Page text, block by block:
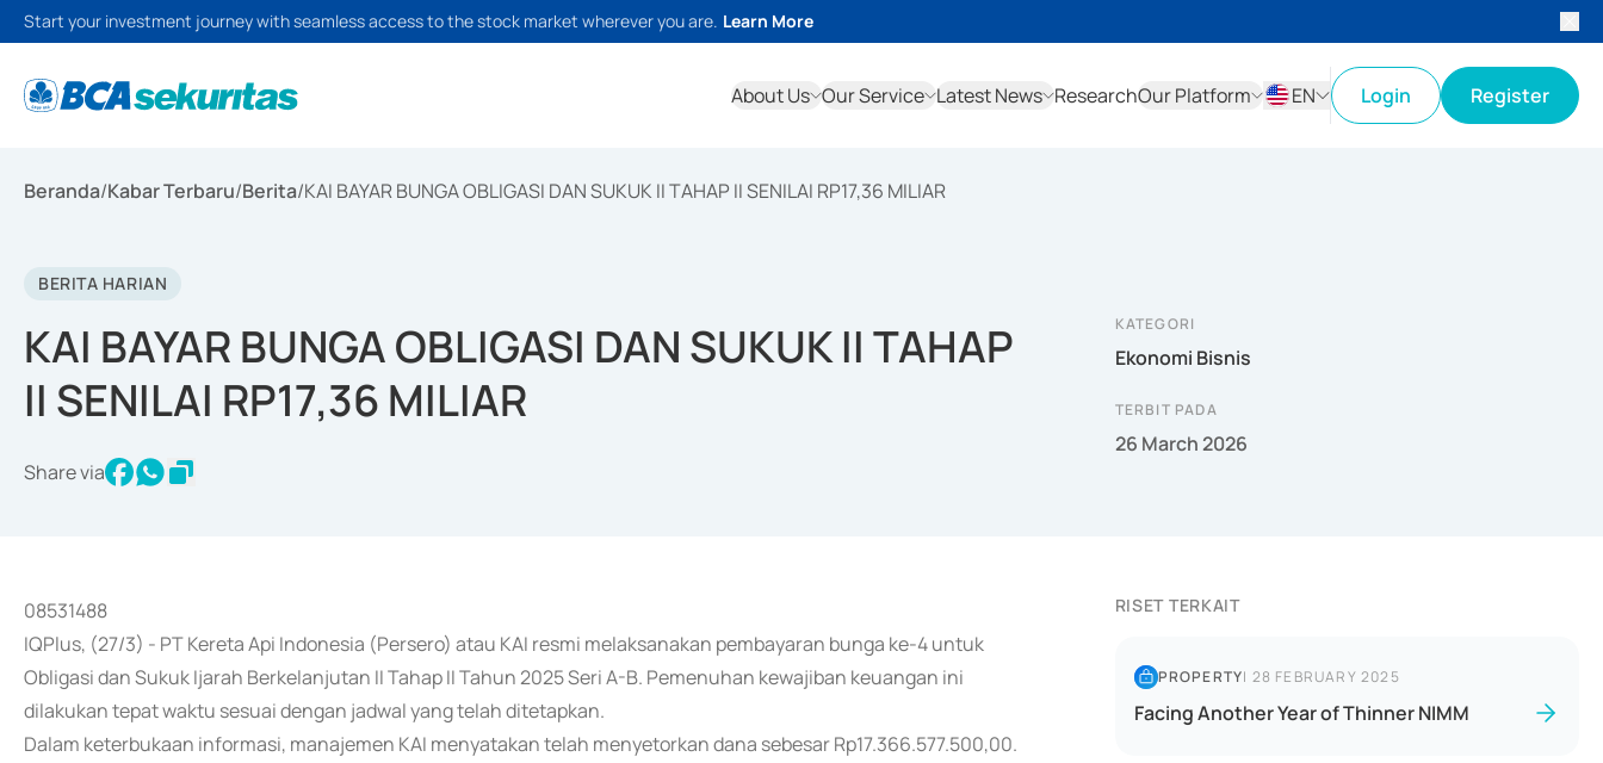
Start your investment journey with seamless access to the stock market wherever you are. Learn More
About Us Our Service Latest News ResearchOur Platform
EN
Login Register
Beranda/Kabar Terbaru/Berita/KAI BAYAR BUNGA OBLIGASI DAN SUKUK II TAHAP II SENILAI RP17,36 MILIAR
BERITA HARIAN
KAI BAYAR BUNGA OBLIGASI DAN SUKUK II TAHAP
II SENILAI RP17,36 MILIAR
Share via
KATEGORI
Ekonomi Bisnis
TERBIT PADA
26 March 2026
08531488
IQPlus, (27/3) - PT Kereta Api Indonesia (Persero) atau KAI resmi melaksanakan pembayaran bunga ke-4 untuk
Obligasi dan Sukuk Ijarah Berkelanjutan II Tahap II Tahun 2025 Seri A-B. Pemenuhan kewajiban keuangan ini
dilakukan tepat waktu sesuai dengan jadwal yang telah ditetapkan.
Dalam keterbukaan informasi, manajemen KAI menyatakan telah menyetorkan dana sebesar Rp17.366.577.500,00.
RISET TERKAIT
PROPERTY| 28 FEBRUARY 2025
Facing Another Year of Thinner NIMM